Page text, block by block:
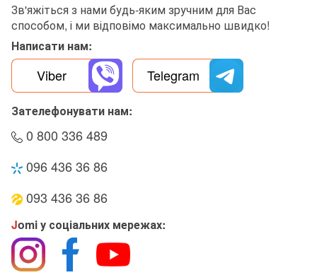
Зв'яжіться з нами будь-яким зручним для Вас
способом, і ми відповімо максимально швидко!
Написати нам:
Viber Telegram
Зателефонувати нам:
0 800 336 489
096 436 36 86
093 436 36 86
Jomi у соціальних мережах: